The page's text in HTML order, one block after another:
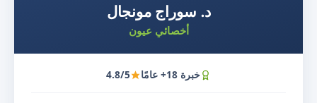
د. سوراج مونجال
أخصائي عيون
خبرة 18+ عامًا 4.8/5